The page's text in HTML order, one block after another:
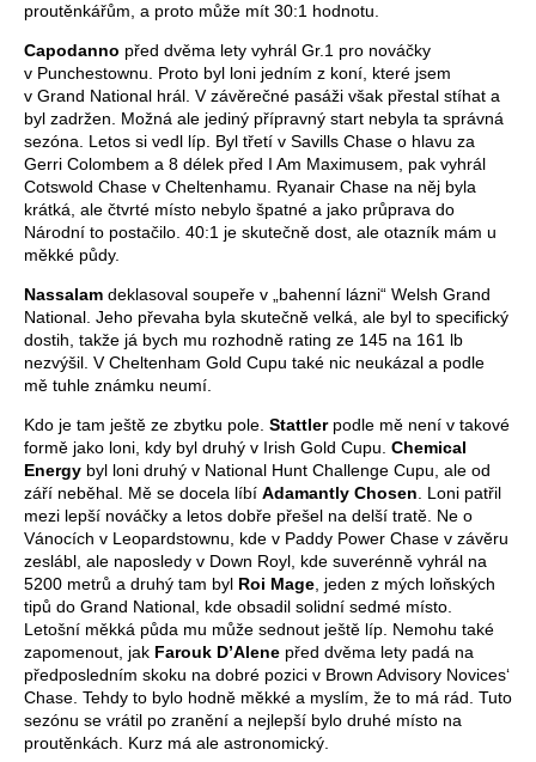
proutěnkářům, a proto může mít 30:1 hodnotu.
Capodanno před dvěma lety vyhrál Gr.1 pro nováčky
v Punchestownu. Proto byl loni jedním z koní, které jsem
v Grand National hrál. V závěrečné pasáži však přestal stíhat a
byl zadržen. Možná ale jediný přípravný start nebyla ta správná
sezóna. Letos si vedl líp. Byl třetí v Savills Chase o hlavu za
Gerri Colombem a 8 délek před I Am Maximusem, pak vyhrál
Cotswold Chase v Cheltenhamu. Ryanair Chase na něj byla
krátká, ale čtvrté místo nebylo špatné a jako průprava do
Národní to postačilo. 40:1 je skutečně dost, ale otazník mám u
měkké půdy.
Nassalam deklasoval soupeře v „bahenní lázni“ Welsh Grand
National. Jeho převaha byla skutečně velká, ale byl to specifický
dostih, takže já bych mu rozhodně rating ze 145 na 161 lb
nezvýšil. V Cheltenham Gold Cupu také nic neukázal a podle
mě tuhle známku neumí.
Kdo je tam ještě ze zbytku pole. Stattlerpodle mě není v takové
formě jako loni, kdy byl druhý v Irish Gold Cupu. Chemical
Energy byl loni druhý v National Hunt Challenge Cupu, ale od
září neběhal. Mě se docela líbí Adamantly Chosen . Loni patřil
mezi lepší nováčky a letos dobře přešel na delší tratě. Ne o
Vánocích v Leopardstownu, kde v Paddy Power Chase v závěru
zeslábl, ale naposledy v Down Royl, kde suverénně vyhrál na
5200 metrů a druhý tam byl Roi Mage , jeden z mých loňských
tipů do Grand National, kde obsadil solidní sedmé místo.
Letošní měkká půda mu může sednout ještě líp. Nemohu také
zapomenout, jak Farouk D’Alene před dvěma lety padá na
předposledním skoku na dobré pozici v Brown Advisory Novices‘
Chase. Tehdy to bylo hodně měkké a myslím, že to má rád. Tuto
sezónu se vrátil po zranění a nejlepší bylo druhé místo na
proutěnkách. Kurz má ale astronomický.